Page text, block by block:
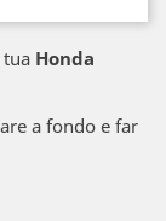
Honda
a fondo e far